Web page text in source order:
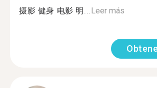
摄影 健身 电影 明...Leer más